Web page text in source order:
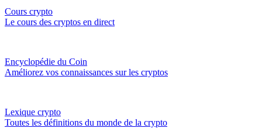
Cours crypto
Le cours des cryptos en direct
Encyclopédie du Coin
Améliorez vos connaissances sur les cryptos
Lexique crypto
Toutes les définitions du monde de la crypto